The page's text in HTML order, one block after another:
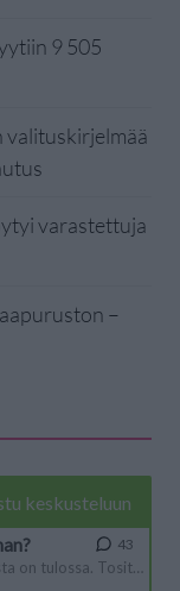
9 505
varastettuja
–